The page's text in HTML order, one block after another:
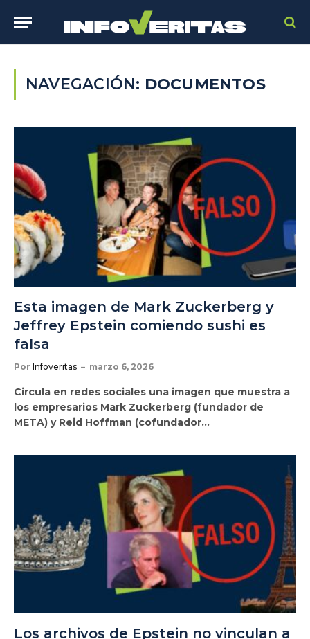
NAVEGACIÓN: DOCUMENTOS
Esta imagen de Mark Zuckerberg y
Jeffrey Epstein comiendo sushi es
falsa
Por Infoveritas marzo 6, 2026
Circula en redes sociales una imagen que muestra a
los empresarios Mark Zuckerberg (fundador de
META) y Reid Hoffman (cofundador…
Los archivos de Epstein no vinculan a